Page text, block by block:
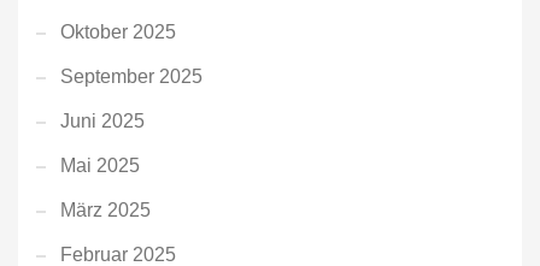
Oktober 2025
September 2025
Juni 2025
Mai 2025
März 2025
Februar 2025